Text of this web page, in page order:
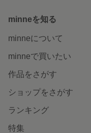
minneを知る
minneについて
minneで買いたい
作品をさがす
ショップをさがす
ランキング
特集